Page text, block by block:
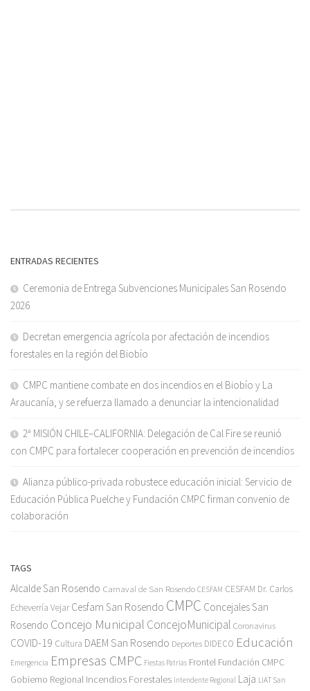
ENTRADAS RECIENTES
Ceremonia de Entrega Subvenciones Municipales San Rosendo
2026
Decretan emergencia agrícola por afectación de incendios
forestales en la región del Biobío
CMPC mantiene combate en dos incendios en el Biobío y La
Araucanía, y se refuerza llamado a denunciar la intencionalidad
2ª MISIÓN CHILE–CALIFORNIA: Delegación de Cal Fire se reunió
con CMPC para fortalecer cooperación en prevención de incendios
Alianza público-privada robustece educación inicial: Servicio de
Educación Pública Puelche y Fundación CMPC firman convenio de
colaboración
TAGS
Alcalde San Rosendo Carnaval de San Rosendo CESFAM CESFAM Dr. Carlos
Echeverría Vejar Cesfam San Rosendo CMPC Concejales San
Rosendo Concejo Municipal ConcejoMunicipal Coronavirus
COVID-19 Cultura DAEM San Rosendo Deportes DIDECO Educación
Emergencia Empresas CMPC Fiestas Patrias Frontel Fundación CMPC
Gobierno Regional Incendios Forestales Intendente Regional Laja LIAT San